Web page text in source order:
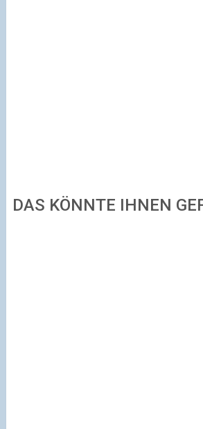
DAS KÖNNTE IHNEN